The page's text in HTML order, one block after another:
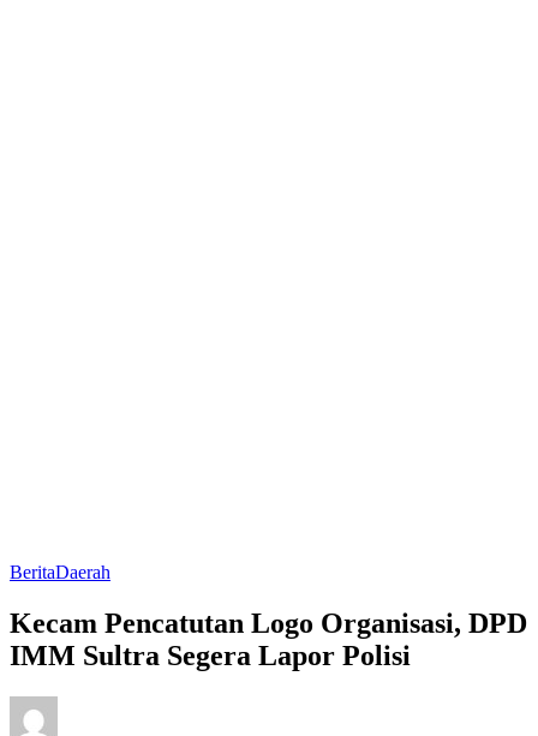
BeritaDaerah
Kecam Pencatutan Logo Organisasi, DPD
IMM Sultra Segera Lapor Polisi